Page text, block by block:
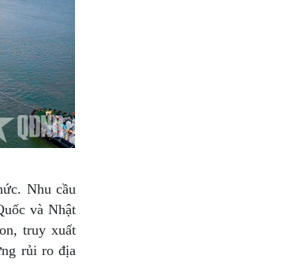
Nhu cầu
và Nhật
truy xuất
rủi ro địa